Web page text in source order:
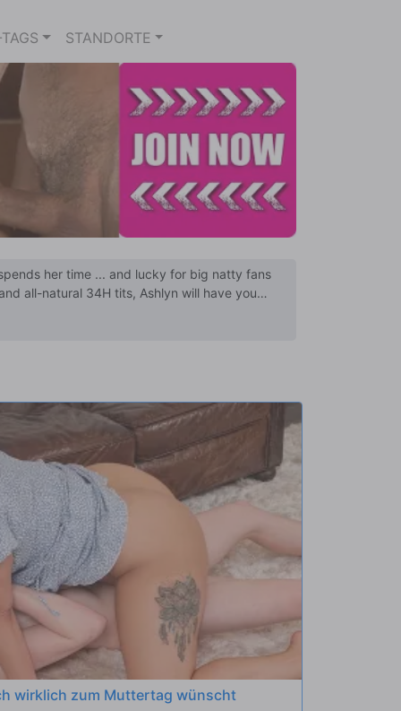
STANDORTE
her time ... and lucky for big natty fans
all-natural 34H tits, Ashlyn will have you
wirklich zum Muttertag wünscht